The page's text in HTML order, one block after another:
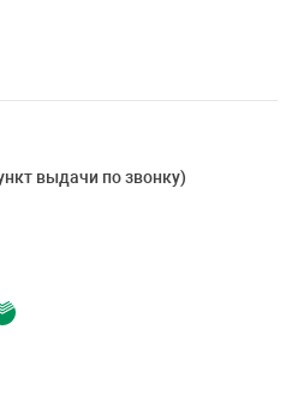
выдачи по звонку)